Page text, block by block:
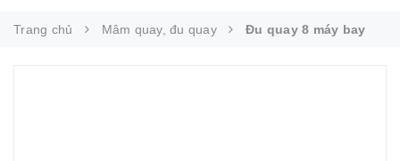
Trang chủ Mâm quay, đu quay Đu quay 8 máy bay